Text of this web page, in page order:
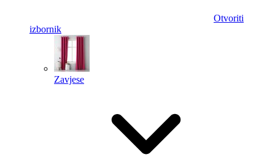
Otvoriti
izbornik
Zavjese